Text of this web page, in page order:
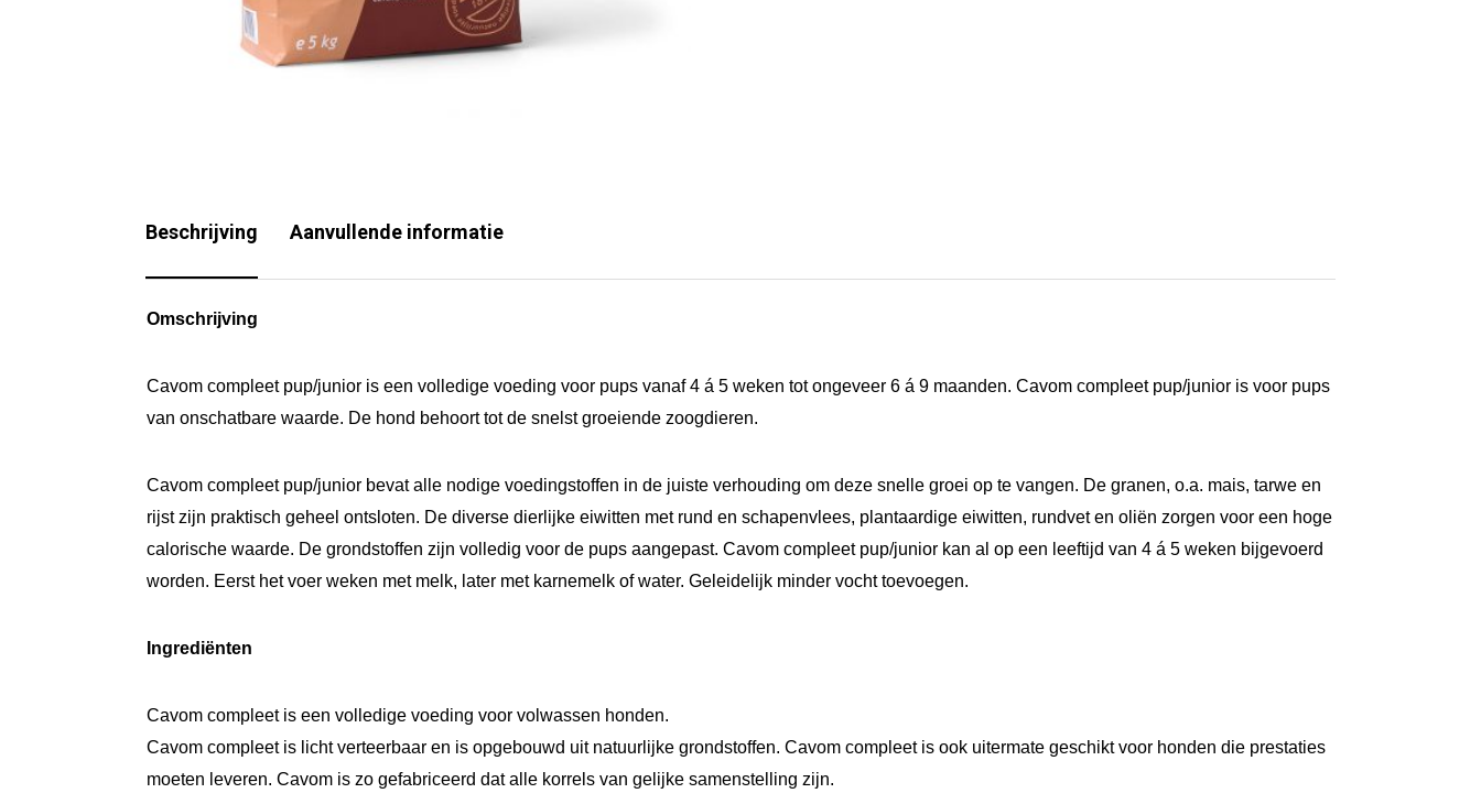
j
i
5
K
G
a
l
Beschrijving Aanvullende informatie
Omschrijving
Cavom compleet pup/junior is een volledige voeding voor pups vanaf 4 á 5 weken tot ongeveer 6 á 9 maanden. Cavom compleet pup/junior is voor pups
van onschatbare waarde. De hond behoort tot de snelst groeiende zoogdieren.
Cavom compleet pup/junior bevat alle nodige voedingstoffen in de juiste verhouding om deze snelle groei op te vangen. De granen, o.a. mais, tarwe en
rijst zijn praktisch geheel ontsloten. De diverse dierlijke eiwitten met rund en schapenvlees, plantaardige eiwitten, rundvet en oliën zorgen voor een hoge
calorische waarde. De grondstoffen zijn volledig voor de pups aangepast. Cavom compleet pup/junior kan al op een leeftijd van 4 á 5 weken bijgevoerd
worden. Eerst het voer weken met melk, later met karnemelk of water. Geleidelijk minder vocht toevoegen.
Ingrediënten
Cavom compleet is een volledige voeding voor volwassen honden.
Cavom compleet is licht verteerbaar en is opgebouwd uit natuurlijke grondstoffen. Cavom compleet is ook uitermate geschikt voor honden die prestaties
moeten leveren. Cavom is zo gefabriceerd dat alle korrels van gelijke samenstelling zijn.